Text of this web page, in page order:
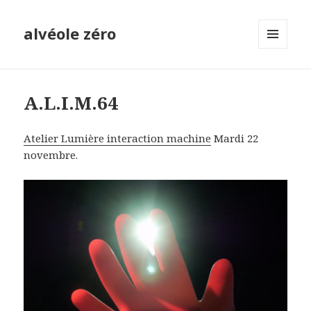
alvéole zéro
A.L.I.M.64
Atelier Lumière interaction machine Mardi 22
novembre.